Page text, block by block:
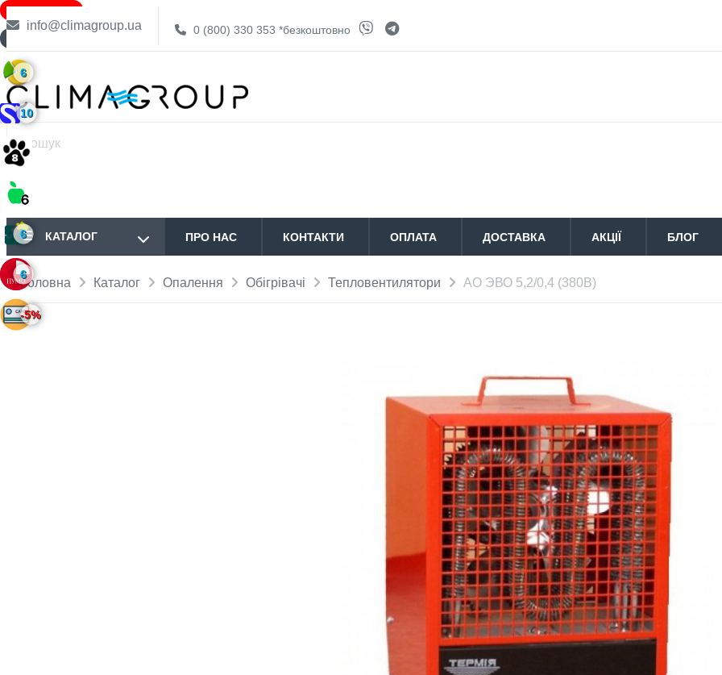
info@climagroup.ua 0 (800) 330 353 *безкоштовно
КАТАЛОГ ПРО НАС КОНТАКТИ ОПЛАТА ДОСТАВКА АКЦІЇ БЛОГ
Головна Каталог Опалення Обігрівачі Тепловентилятори АО ЭВО 5,2/0,4 (380В)
ЗНИЖКА -23%
6
10
6
6
-5%